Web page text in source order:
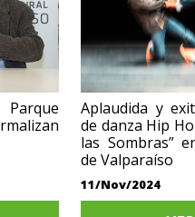
Parque
Aplaudida y
de danza Hip
las Sombras”
de Valparaíso
11/Nov/2024